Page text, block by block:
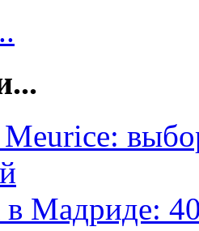
в Мадриде: